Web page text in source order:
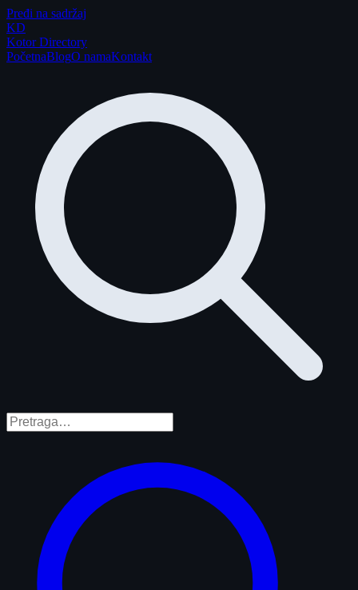
Pređi na sadržaj
KD
Kotor Directory
PočetnaBlogO namaKontakt